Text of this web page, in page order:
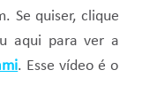
Se quiser, clique
aqui para ver a
. Esse vídeo é o